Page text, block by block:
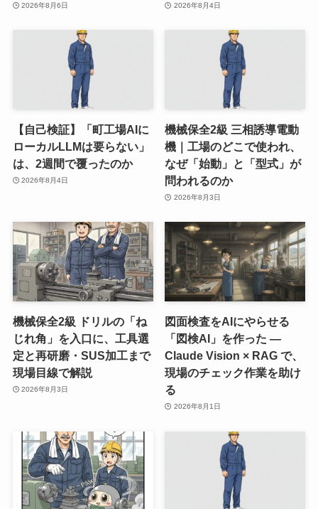
2026年8月6日 2026年8月4日
【自己検証】「町工場AIに
ローカルLLMは要らない」
は、2週間で覆ったのか
2026年8月4日
機械保全2級 三相誘導電動
機｜工場のどこで使われ、
なぜ「始動」と「型式」が
問われるのか
2026年8月3日
機械保全2級 ドリルの「ね
じれ角」を入口に、工具選
定と再研磨・SUS加工まで
現場目線で解説
2026年8月3日
図面検査をAIにやらせる
「図検AI」を作った ―
Claude Vision × RAG で、
現場のチェック作業を助け
る
2026年8月1日